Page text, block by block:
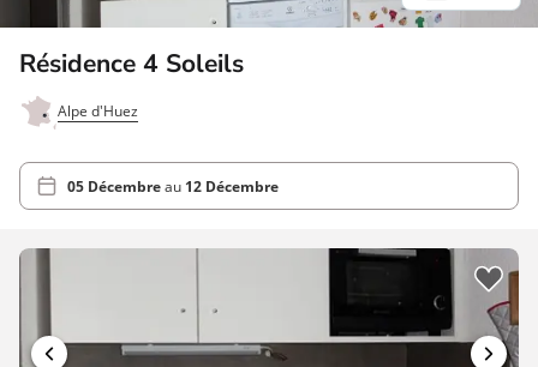
Résidence 4 Soleils
Alpe d'Huez
05 Décembreau 12 Décembre